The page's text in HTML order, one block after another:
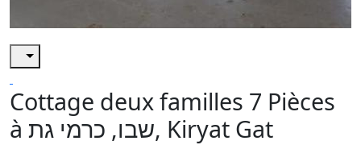
Cottage deux familles 7 Pièces
à שבו, כרמי גת, Kiryat Gat